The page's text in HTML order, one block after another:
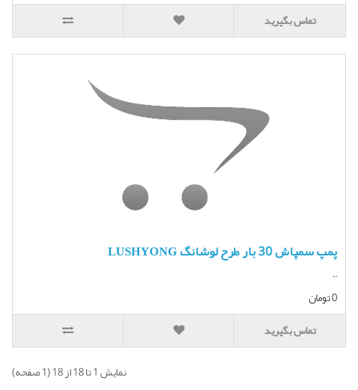
تماس بگیرید
پمپ سمپاش 30 بار طرح لوشانگ LUSHYONG
..
0 تومان
تماس بگیرید
نمايش 1 تا 18 از 18 (1 صفحه)